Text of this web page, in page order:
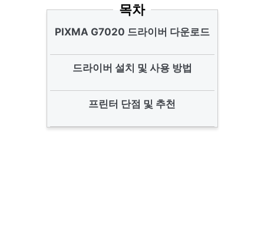
목차
PIXMA G7020 드라이버 다운로드
드라이버 설치 및 사용 방법
프린터 단점 및 추천